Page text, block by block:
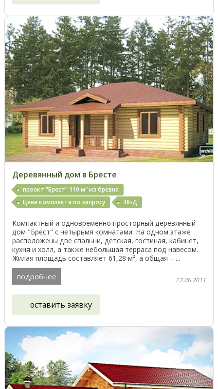
Деревянный дом в Бресте
проект "Брест" 110 м² из бревна
Цена комплекта по запросу
46-Д
Компактный и одновременно просторный деревянный
дом "Брест" с четырьмя комнатами. На одном этаже
расположены две спальни, детская, гостиная, кабинет,
кухня и холл, а также небольшая терраса под навесом.
Жилая площадь составляет 61,28 м², а общая – ...
подробнее 27.06.2011
оставить заявку